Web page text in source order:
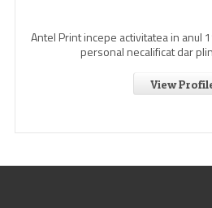
Antel Print incepe activitatea in anul
personal necalificat dar
View